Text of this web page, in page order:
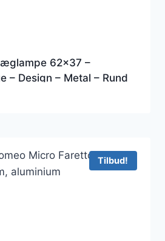
62×37 –
– Design – Metal – Rund
kr..
Tilbud!